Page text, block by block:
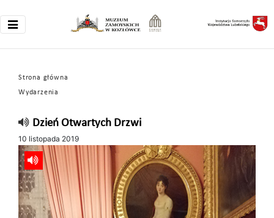
Strona główna
Wydarzenia
Dzień Otwartych Drzwi
10 listopada 2019